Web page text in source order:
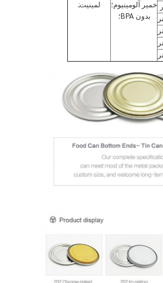
خمیر آلومینیوم؛
بدون BPA؛
لمینیت;